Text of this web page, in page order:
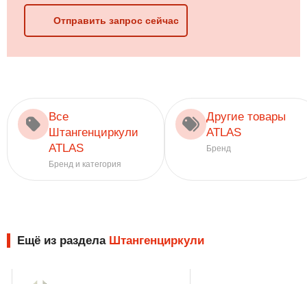
Отправить запрос сейчас
Все
Штангенциркули
ATLAS
Бренд и категория
Другие товары
ATLAS
Бренд
Ещё из раздела Штангенциркули